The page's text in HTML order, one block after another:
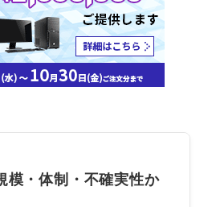
模・体制・不確実性か